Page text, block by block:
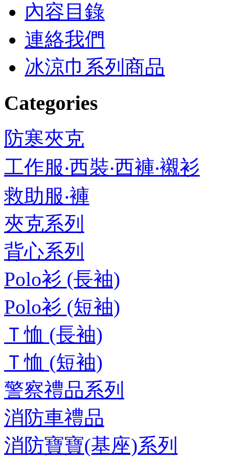
內容目錄
連絡我們
冰涼巾系列商品
Categories
防寒夾克
工作服‧西裝‧西褲‧襯衫
救助服‧褲
夾克系列
背心系列
Polo衫 (長袖)
Polo衫 (短袖)
Ｔ恤 (長袖)
Ｔ恤 (短袖)
警察禮品系列
消防車禮品
消防寶寶(基座)系列